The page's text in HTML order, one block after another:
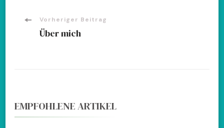
Beitragsnavigation
Vorheriger Beitrag
Über mich
EMPFOHLENE ARTIKEL